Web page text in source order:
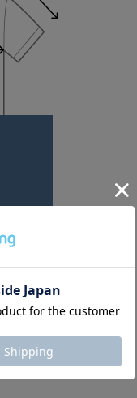
ャツ
が特徴のボディーにシンプルなボ